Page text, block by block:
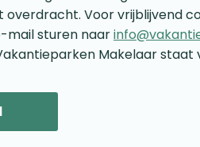
Voor vrijblijvend
mail sturen naar
Makelaar staat